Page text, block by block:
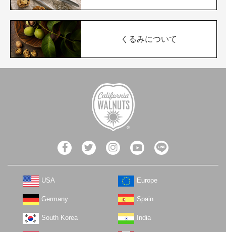
くるみについて
USA Europe
Germany Spain
South Korea India